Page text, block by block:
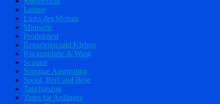
Lampe
Links des Monats
Miniserie
Produkttest
Reparieren und Kleben
Rückenplatte & Wing
Scooter
Sonstige Ausrüstung
Spool, Reel und Boje
Tauchanzug
Tipps für Anfänger